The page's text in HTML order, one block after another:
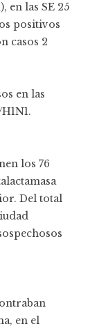
en las SE 25
positivos
casos 2
en las
los 76
Del total
en el